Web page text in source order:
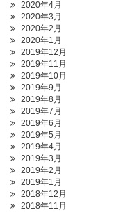
2020年4月
2020年3月
2020年2月
2020年1月
2019年12月
2019年11月
2019年10月
2019年9月
2019年8月
2019年7月
2019年6月
2019年5月
2019年4月
2019年3月
2019年2月
2019年1月
2018年12月
2018年11月